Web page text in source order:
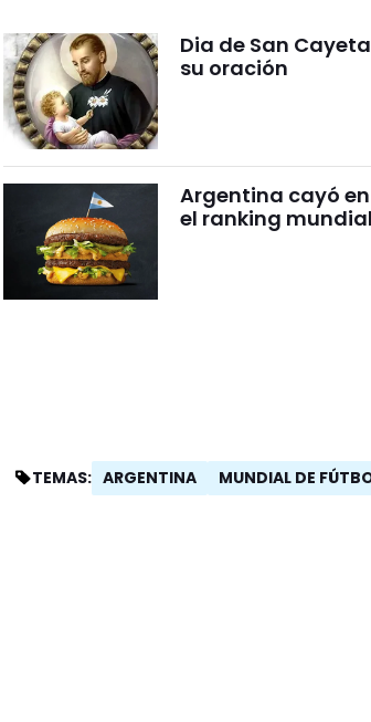
Dia de San
su oración
Argentina cayó
el ranking
TEMAS: ARGENTINA MUNDIAL DE